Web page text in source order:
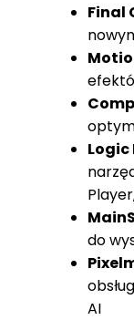
Final
Logic
do
AI